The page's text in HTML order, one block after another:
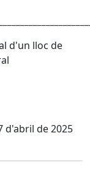
d'un lloc de
d'abril de 2025